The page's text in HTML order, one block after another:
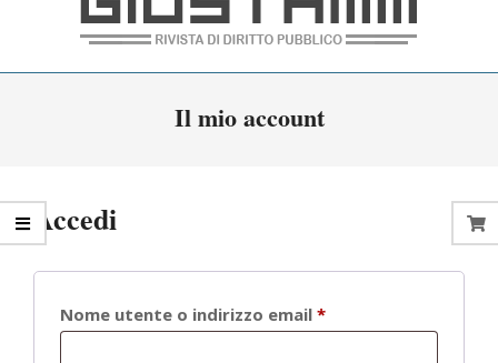
Giustamm
Il mio account
Accedi
Nome utente o indirizzo email *Richiesto